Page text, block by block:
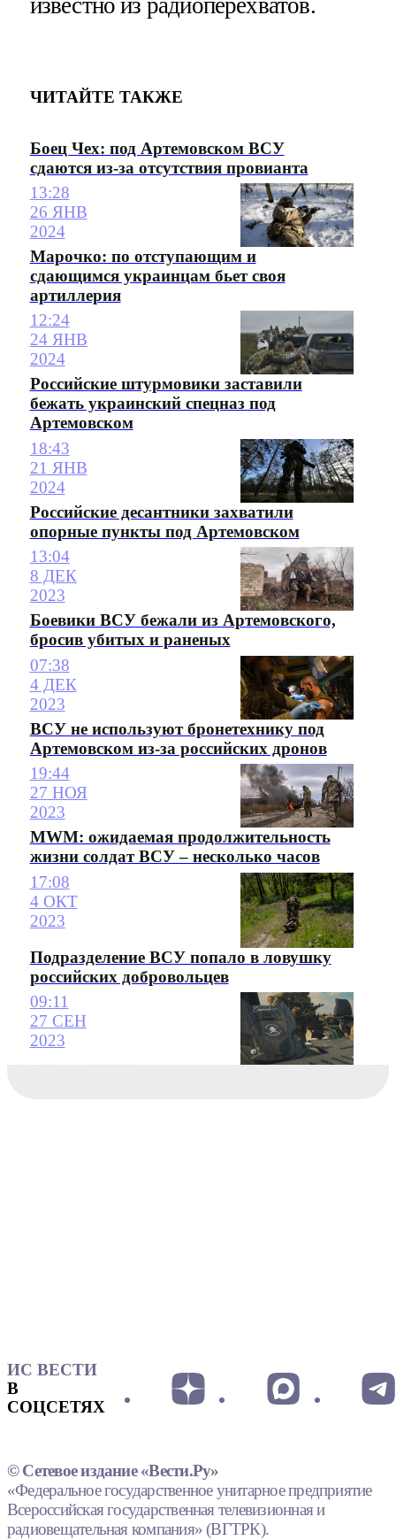
ЧИТАЙТЕ ТАКЖЕ
Боец Чех: под Артемовском ВСУ
сдаются из-за отсутствия провианта
13:28
26 ЯНВ
2024
Марочко: по отступающим и
сдающимся украинцам бьет своя
артиллерия
12:24
24 ЯНВ
2024
Российские штурмовики заставили
бежать украинский спецназ под
Артемовском
18:43
21 ЯНВ
2024
Российские десантники захватили
опорные пункты под Артемовском
13:04
8 ДЕК
2023
Боевики ВСУ бежали из Артемовского,
бросив убитых и раненых
07:38
4 ДЕК
2023
ВСУ не используют бронетехнику под
Артемовском из-за российских дронов
19:44
27 НОЯ
2023
MWM: ожидаемая продолжительность
жизни солдат ВСУ – несколько часов
17:08
4 ОКТ
2023
Подразделение ВСУ попало в ловушку
российских добровольцев
09:11
27 СЕН
2023
ИС ВЕСТИ
В
СОЦСЕТЯХ
© Сетевое издание «Вести.Ру»
«Федеральное государственное унитарное предприятие
Всероссийская государственная телевизионная и
радиовещательная компания» (ВГТРК).